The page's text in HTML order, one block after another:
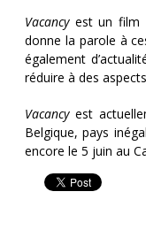
Vacancyest un film
donne la parole à
également
réduire à des
Vacancyest
Belgique, pays
encore le 5 juin au